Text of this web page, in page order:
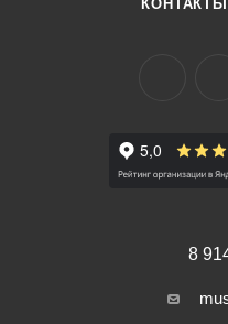
КОНТАКТЫ
8